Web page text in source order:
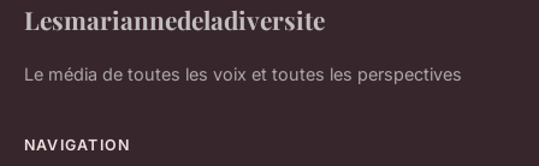
Lesmariannedeladiversite
Le média de toutes les voix et toutes les perspectives
NAVIGATION